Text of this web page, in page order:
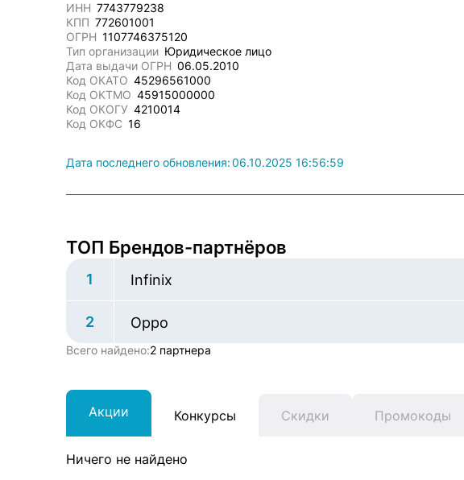
ИНН 7743779238
КПП 772601001
ОГРН 1107746375120
Тип организации Юридическое лицо
Дата выдачи ОГРН 06.05.2010
Код ОКАТО 45296561000
Код ОКТМО 45915000000
Код ОКОГУ 4210014
Код ОКФС 16
Дата последнего обновления:06.10.2025 16:56:59
ТОП Брендов-партнёров
1 Infinix
2 Oppo
Всего найдено:2 партнера
Акции Конкурсы Скидки Промокоды
Ничего не найдено